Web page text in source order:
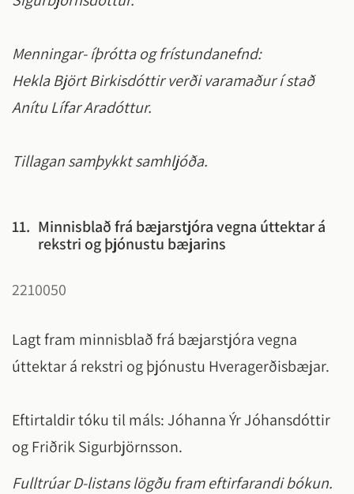
Menningar- íþrótta og frístundanefnd:
Hekla Björt Birkisdóttir verði varamaður í stað
Anítu Lífar Aradóttur.
Tillagan samþykkt samhljóða.
11. Minnisblað frá bæjarstjóra vegna úttektar á
rekstri og þjónustu bæjarins
2210050
Lagt fram minnisblað frá bæjarstjóra vegna
úttektar á rekstri og þjónustu Hveragerðisbæjar.
Eftirtaldir tóku til máls: Jóhanna Ýr Jóhansdóttir
og Friðrik Sigurbjörnsson.
Fulltrúar D-listans lögðu fram eftirfarandi bókun.